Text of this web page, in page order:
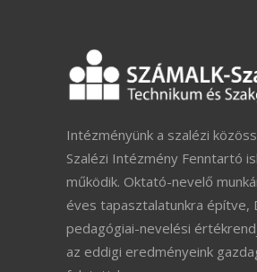
Intézményünk a szalézi
Szalézi Intézmény Fenntartó
működik. Oktató-nevelő
éves tapasztalatunkra építve,
pedagógiai-nevelési
az eddigi eredményeink